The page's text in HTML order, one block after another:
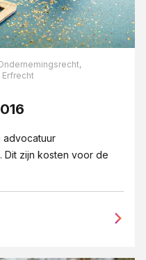
Erfrecht
advocatuur
Dit zijn kosten voor de